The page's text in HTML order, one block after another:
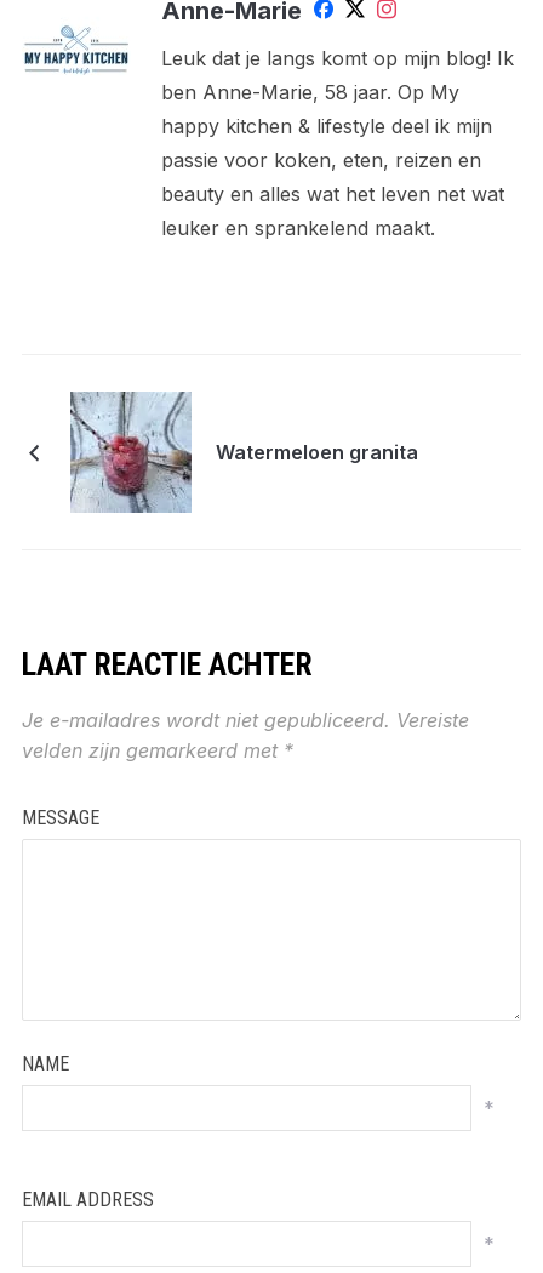
Anne-Marie
Leuk dat je langs komt op mijn blog! Ik
ben Anne-Marie, 58 jaar. Op My
happy kitchen & lifestyle deel ik mijn
passie voor koken, eten, reizen en
beauty en alles wat het leven net wat
leuker en sprankelend maakt.
Watermeloen granita
LAAT REACTIE ACHTER
Je e-mailadres wordt niet gepubliceerd. Vereiste
velden zijn gemarkeerd met *
MESSAGE
NAME
*
EMAIL ADDRESS
*